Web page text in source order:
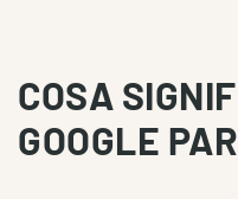
COSA
GOOGLE